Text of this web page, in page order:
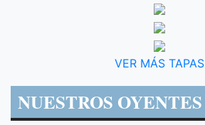
VER MÁS TAPAS
NUESTROS OYENTES